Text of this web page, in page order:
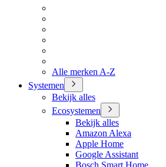
Alle merken A-Z
Systemen
Bekijk alles
Ecosystemen
Bekijk alles
Amazon Alexa
Apple Home
Google Assistant
Bosch Smart Home